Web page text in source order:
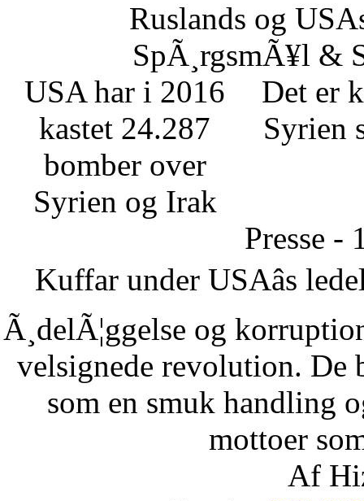
Ruslands og
SpÃ¸rgsmÃ¥l &
Det er
Syrien
USA har i 2016
kastet 24.287
bomber over
Syrien og Irak
Presse -
Kuffar under USAâs
Ã¸delÃ¦ggelse og
velsignede revolution. De
som en smuk handling
mottoer
Af